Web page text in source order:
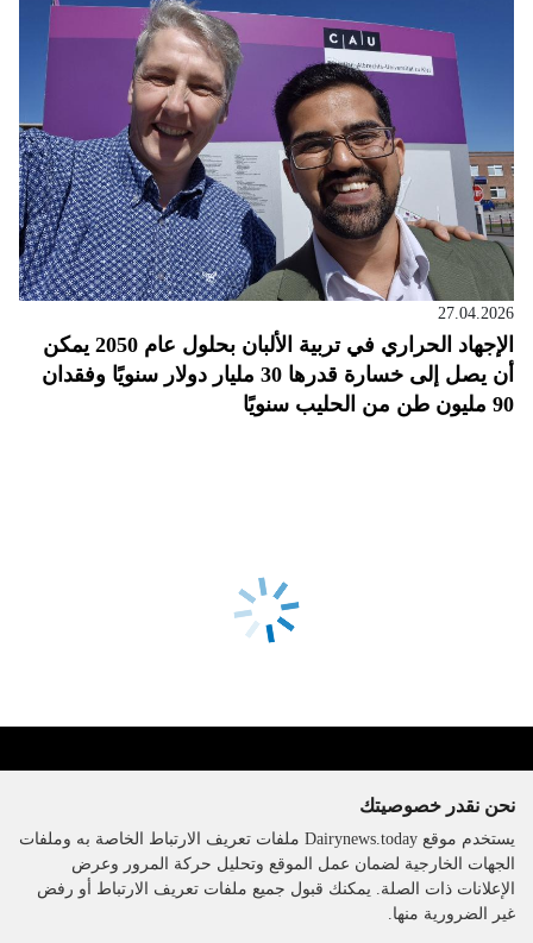
27.04.2026
الإجهاد الحراري في تربية الألبان بحلول عام 2050 يمكن
أن يصل إلى خسارة قدرها 30 مليار دولار سنويًا وفقدان
90 مليون طن من الحليب سنويًا
The DairyNews, جميع الحقوق
محفوظة، 2000-2026
نحن نقدر خصوصيتك
يستخدم موقع Dairynews.today ملفات تعريف الارتباط الخاصة به وملفات
الجهات الخارجية لضمان عمل الموقع وتحليل حركة المرور وعرض
الإعلانات ذات الصلة. يمكنك قبول جميع ملفات تعريف الارتباط أو رفض
غير الضرورية منها.